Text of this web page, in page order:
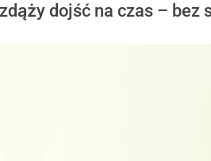
dojść na czas –